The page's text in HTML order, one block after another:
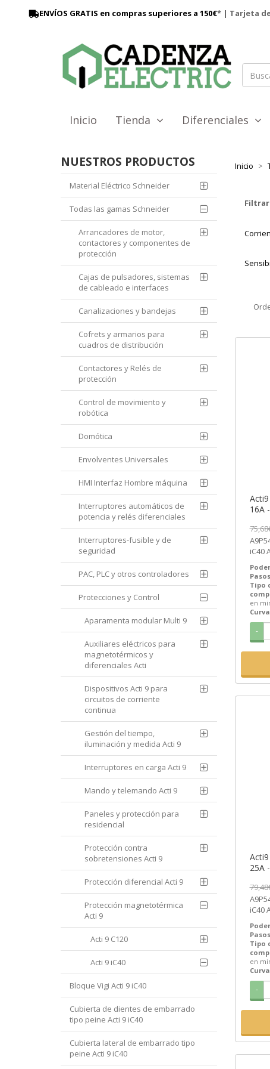
ENVÍOS GRATIS en compras superiores a 150€* | Tarjeta
Inicio Tienda Diferenciales
Inicio
16A
A9P54616 | + N
iC40
Tipo
en
-
25A
A9P54625 | + N
iC40
Tipo
en
-
NUESTROS PRODUCTOS
Material Eléctrico Schneider
Todas las gamas Schneider
Arrancadores de motor,
contactores y componentes de
protección
Cajas de pulsadores, sistemas
de cableado e interfaces
Canalizaciones y bandejas
Cofrets y armarios para
cuadros de distribución
Contactores y Relés de
protección
Control de movimiento y
robótica
Domótica
Envolventes Universales
HMI Interfaz Hombre máquina
Interruptores automáticos de
potencia y relés diferenciales
Interruptores-fusible y de
seguridad
PAC, PLC y otros controladores
Protecciones y Control
Aparamenta modular Multi 9
Auxiliares eléctricos para
magnetotérmicos y
diferenciales Acti
Dispositivos Acti 9 para
circuitos de corriente
continua
Gestión del tiempo,
iluminación y medida Acti 9
Interruptores en carga Acti 9
Mando y telemando Acti 9
Paneles y protección para
residencial
Protección contra
sobretensiones Acti 9
Protección diferencial Acti 9
Protección magnetotérmica
Acti 9
Acti 9 C120
Acti 9 iC40
Bloque Vigi Acti 9 iC40
Cubierta de dientes de embarrado
tipo peine Acti 9 iC40
Cubierta lateral de embarrado tipo
peine Acti 9 iC40